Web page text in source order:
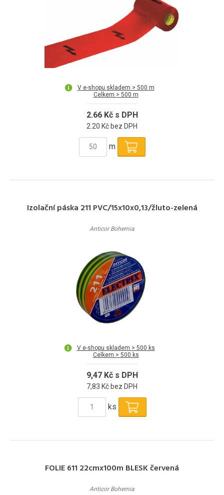
V e-shopu skladem > 500 m
Celkem > 500 m
2.66 Kč s DPH
2.20 Kč bez DPH
m
Izolační páska 211 PVC/15x10x0,13/žluto-zelená
Anticor Bohemia
V e-shopu skladem > 500 ks
Celkem > 500 ks
9,47 Kč s DPH
7,83 Kč bez DPH
ks
FOLIE 611 22cmx100m BLESK červená
Anticor Bohemia